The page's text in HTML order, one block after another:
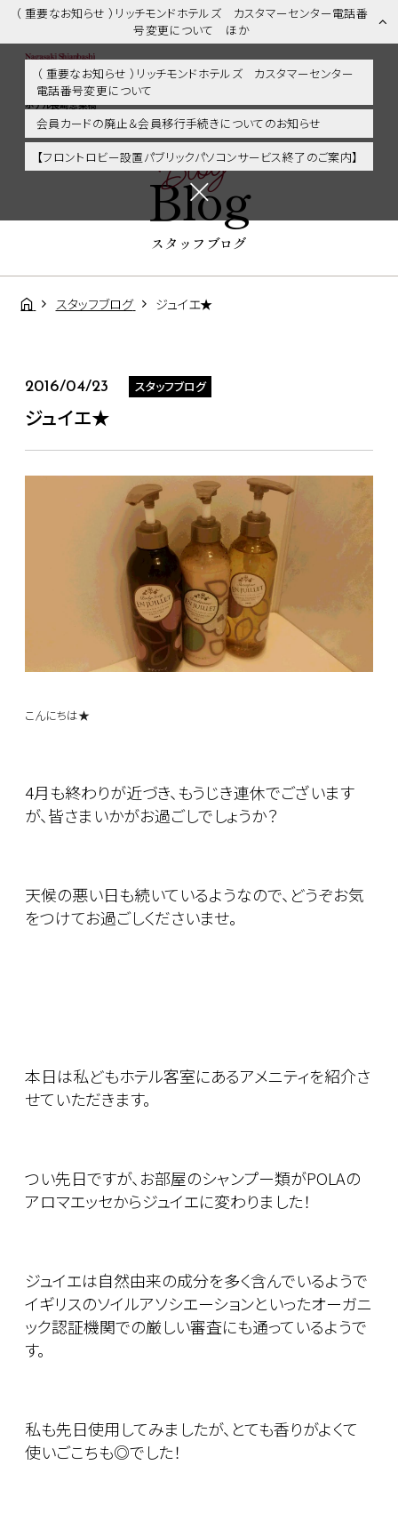
（ 重要なお知らせ ）リッチモンドホテルズ カスタマーセンター電話番
号変更について ほか
（ 重要なお知らせ ）リッチモンドホテルズ カスタマーセンター
電話番号変更について
会員カードの廃止＆会員移行手続きについてのお知らせ
【フロントロビー設置パブリックパソコンサービス終了のご案内】
スタッフブログ | 長崎市内・観光・グルメに好アクセス！リッチモンド
ホテル長崎思案橋
Blog
Blog
スタッフブログ
スタッフブログ ジュイエ★
2016/04/23 スタッフブログ
ジュイエ★
こんにちは★
4月も終わりが近づき、もうじき連休でございます
が、皆さまいかがお過ごしでしょうか？
天候の悪い日も続いているようなので、どうぞお気
をつけてお過ごしくださいませ。
本日は私どもホテル客室にあるアメニティを紹介さ
せていただきます。
つい先日ですが、お部屋のシャンプー類がPOLAの
アロマエッセからジュイエに変わりました！
ジュイエは自然由来の成分を多く含んでいるようで
イギリスのソイルアソシエーションといったオーガニ
ック認証機関での厳しい審査にも通っているようで
す。
私も先日使用してみましたが、とても香りがよくて
使いごこちも◎でした！